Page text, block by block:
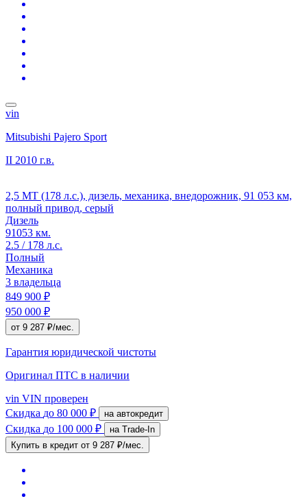
vin
Mitsubishi Pajero Sport
II 2010 г.в.
2,5 MT (178 л.с.), дизель, механика, внедорожник, 91 053 км,
полный привод, серый
Дизель
91053 км.
2.5 / 178 л.с.
Полный
Механика
3 владельца
849 900 ₽
950 000 ₽
от 9 287 ₽/мес.
Гарантия юридической чистоты
Оригинал ПТС в наличии
vin VIN проверен
Скидка до 80 000 ₽ на автокредит
Скидка до 100 000 ₽
на Trade-In
Купить в кредит от 9 287 ₽/мес.